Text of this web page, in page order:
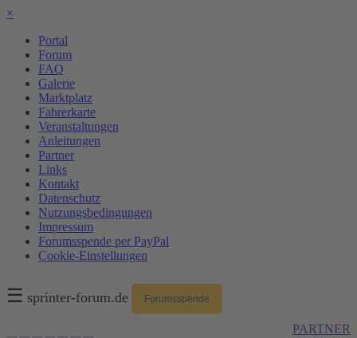
×
Portal
Forum
FAQ
Galerie
Marktplatz
Fahrerkarte
Veranstaltungen
Anleitungen
Partner
Links
Kontakt
Datenschutz
Nutzungsbedingungen
Impressum
Forumsspende per PayPal
Cookie-Einstellungen
☰ sprinter-forum.de Forumsspende
PARTNER